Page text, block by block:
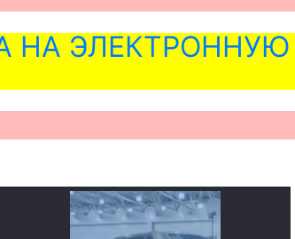
НА ЭЛЕКТРОННУЮ